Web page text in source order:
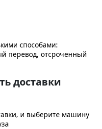
способами:
перевод, отсроченный
доставки
и выберите машину